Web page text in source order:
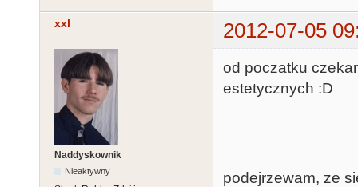
xxl 2012-07-05
Naddyskownik
Nieaktywny
od poczatku
estetycznych :D
podejrzewam, ze